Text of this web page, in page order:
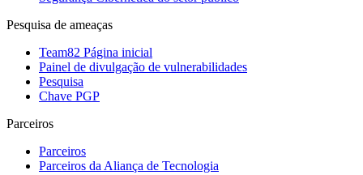
Pesquisa de ameaças
Team82 Página inicial
Painel de divulgação de vulnerabilidades
Pesquisa
Chave PGP
Parceiros
Parceiros
Parceiros da Aliança de Tecnologia